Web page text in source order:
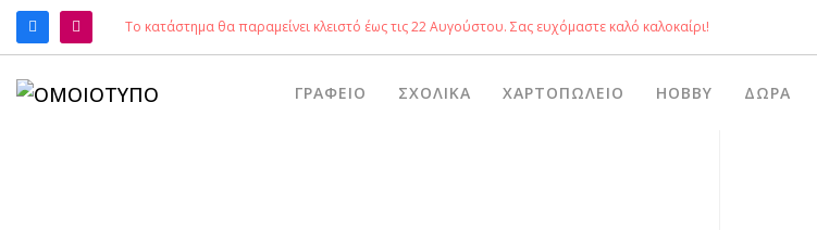
ΑΝΑΖΉΤΗΣΗ
Το κατάστημα θα παραμείνει κλειστό έως τις 22 Αυγούστου. Σας ευχόμαστε καλό καλοκαίρι!
ΓΡΑΦΕΊΟ ΣΧΟΛΙΚΆ ΧΑΡΤΟΠΩΛΕΊΟ HOBBY ΔΏΡΑ